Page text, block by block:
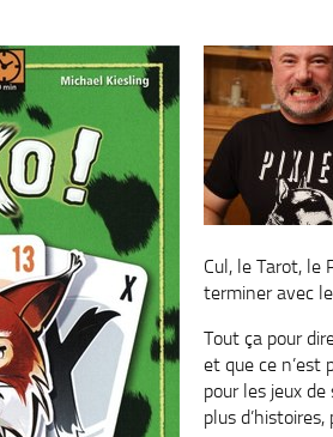
Cul, le Tarot, le
terminer avec
Tout ça pour
et que ce n’est
pour les jeux de
plus